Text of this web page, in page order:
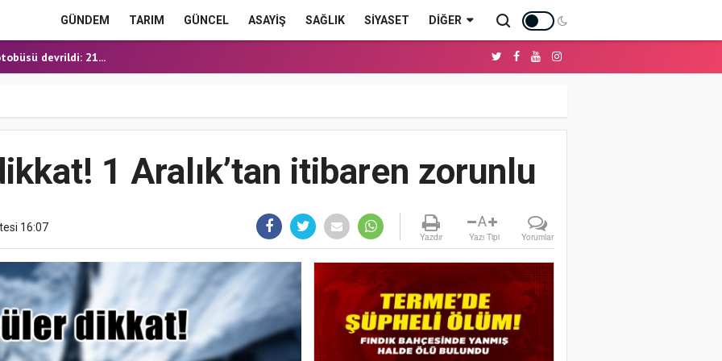
GÜNDEM TARIM GÜNCEL ASAYİŞ SAĞLIK SİYASET DIĞER
HEYECANI
İÇİN İLK KAZ...
devrildi: 21...
YOL YATIRIML...
HALDE ÖLÜ BULUN...
HEYECANI
İÇİN İLK KAZ...
1 Aralık’tan itibaren zorunlu
16:07
Yazdır
A
Yazı Tipi Yorumlar